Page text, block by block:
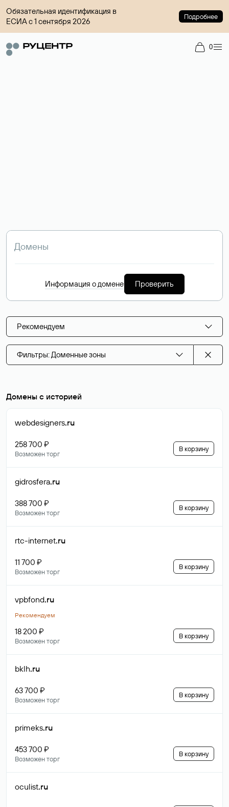
Обязательная идентификация в
ЕСИА с 1 сентября 2026
Подробнее
0
Информация о домене Проверить
Рекомендуем
Фильтры: Доменные зоны
Домены с историей
webdesigners.ru
258 700 ₽
Возможен торг
В корзину
gidrosfera.ru
388 700 ₽
Возможен торг
В корзину
rtc-internet.ru
11 700 ₽
Возможен торг
В корзину
vpbfond.ru
Рекомендуем
18 200 ₽
Возможен торг
В корзину
bklh.ru
63 700 ₽
Возможен торг
В корзину
primeks.ru
453 700 ₽
Возможен торг
В корзину
oculist.ru